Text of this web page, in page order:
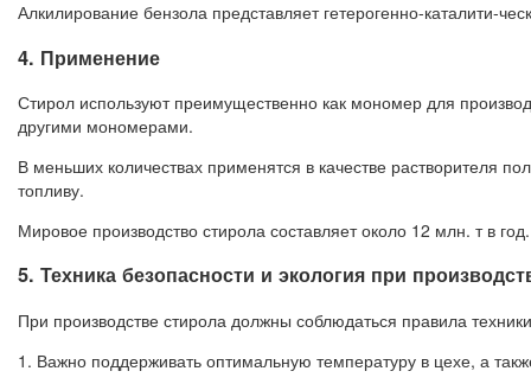
Алкилирование бензола представляет гетерогенно-
4. Применение
Стирол используют преимущественно как мономер для
другими мономерами.
В меньших количествах применятся в качестве растворителя
топливу.
Мировое производство стирола составляет около 12 млн. т в год.
5. Техника безопасности и экология при
При производстве стирола должны соблюдаться правила
1. Важно поддерживать оптимальную температуру в цехе, а